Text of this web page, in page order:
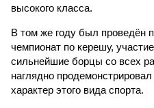
высокого класса.
В том же году был проведён
чемпионат по керешу,
сильнейшие борцы со всех
наглядно
характер этого вида спорта.